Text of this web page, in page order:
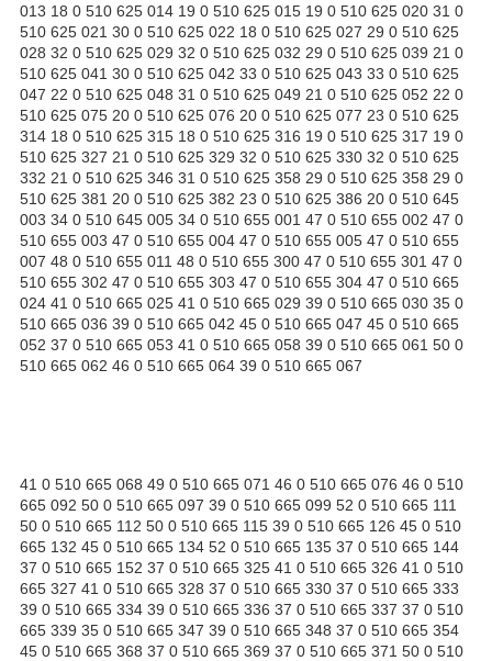
013 18 0 510 625 014 19 0 510 625 015 19 0 510 625 020 31 0
510 625 021 30 0 510 625 022 18 0 510 625 027 29 0 510 625
028 32 0 510 625 029 32 0 510 625 032 29 0 510 625 039 21 0
510 625 041 30 0 510 625 042 33 0 510 625 043 33 0 510 625
047 22 0 510 625 048 31 0 510 625 049 21 0 510 625 052 22 0
510 625 075 20 0 510 625 076 20 0 510 625 077 23 0 510 625
314 18 0 510 625 315 18 0 510 625 316 19 0 510 625 317 19 0
510 625 327 21 0 510 625 329 32 0 510 625 330 32 0 510 625
332 21 0 510 625 346 31 0 510 625 358 29 0 510 625 358 29 0
510 625 381 20 0 510 625 382 23 0 510 625 386 20 0 510 645
003 34 0 510 645 005 34 0 510 655 001 47 0 510 655 002 47 0
510 655 003 47 0 510 655 004 47 0 510 655 005 47 0 510 655
007 48 0 510 655 011 48 0 510 655 300 47 0 510 655 301 47 0
510 655 302 47 0 510 655 303 47 0 510 655 304 47 0 510 665
024 41 0 510 665 025 41 0 510 665 029 39 0 510 665 030 35 0
510 665 036 39 0 510 665 042 45 0 510 665 047 45 0 510 665
052 37 0 510 665 053 41 0 510 665 058 39 0 510 665 061 50 0
510 665 062 46 0 510 665 064 39 0 510 665 067
41 0 510 665 068 49 0 510 665 071 46 0 510 665 076 46 0 510
665 092 50 0 510 665 097 39 0 510 665 099 52 0 510 665 111
50 0 510 665 112 50 0 510 665 115 39 0 510 665 126 45 0 510
665 132 45 0 510 665 134 52 0 510 665 135 37 0 510 665 144
37 0 510 665 152 37 0 510 665 325 41 0 510 665 326 41 0 510
665 327 41 0 510 665 328 37 0 510 665 330 37 0 510 665 333
39 0 510 665 334 39 0 510 665 336 37 0 510 665 337 37 0 510
665 339 35 0 510 665 347 39 0 510 665 348 37 0 510 665 354
45 0 510 665 368 37 0 510 665 369 37 0 510 665 371 50 0 510